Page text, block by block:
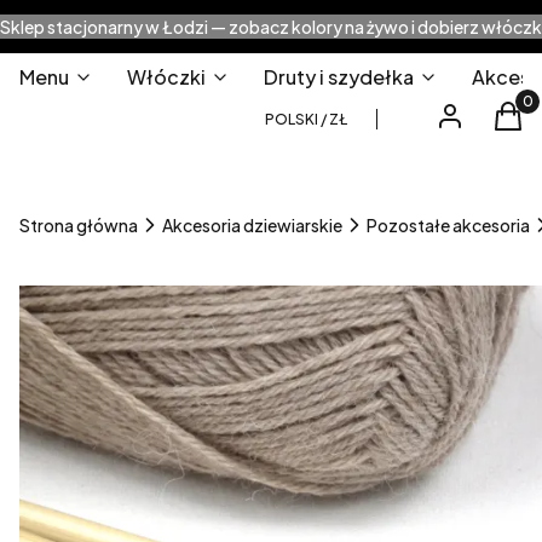
Sklep stacjonarny w Łodzi — zobacz kolory na żywo i dobierz
Menu Włóczki Druty i szydełka
POLSKI / ZŁ Zaloguj się
Strona główna Akcesoria dziewiarskie Pozostałe akcesoria